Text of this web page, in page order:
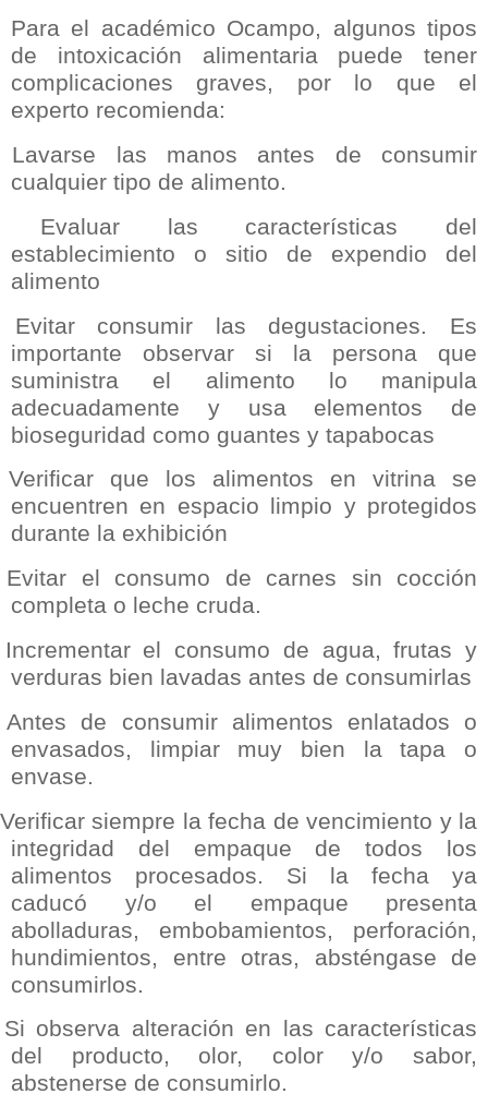
Para el académico Ocampo, algunos tipos
de intoxicación alimentaria puede tener
complicaciones graves, por lo que el
experto recomienda:
Lavarse las manos antes de consumir
cualquier tipo de alimento.
Evaluar las características del
establecimiento o sitio de expendio del
alimento
Evitar consumir las degustaciones. Es
importante observar si la persona que
suministra el alimento lo manipula
adecuadamente y usa elementos de
bioseguridad como guantes y tapabocas
Verificar que los alimentos en vitrina se
encuentren en espacio limpio y protegidos
durante la exhibición
Evitar el consumo de carnes sin cocción
completa o leche cruda.
Incrementar el consumo de agua, frutas y
verduras bien lavadas antes de consumirlas
Antes de consumir alimentos enlatados o
envasados, limpiar muy bien la tapa o
envase.
Verificar siempre la fecha de vencimiento y la
integridad del empaque de todos los
alimentos procesados. Si la fecha ya
caducó y/o el empaque presenta
abolladuras, embobamientos, perforación,
hundimientos, entre otras, absténgase de
consumirlos.
Si observa alteración en las características
del producto, olor, color y/o sabor,
abstenerse de consumirlo.